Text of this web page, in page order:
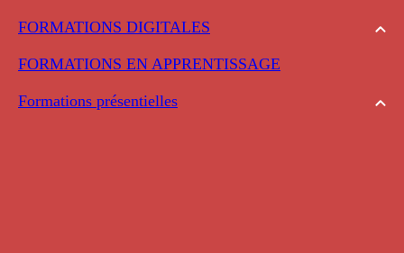
FORMATIONS DIGITALES
FORMATIONS EN APPRENTISSAGE
Formations présentielles